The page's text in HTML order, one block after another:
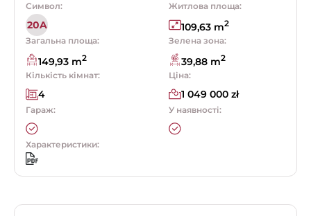
Символ:
20A
Житлова площа:
109,63 m2
Загальна площа:
149,93 m2
Зелена зона:
39,88 m2
Кількість кімнат:
4
Ціна:
1 049 000 zł
Гараж: У наявності:
Характеристики: